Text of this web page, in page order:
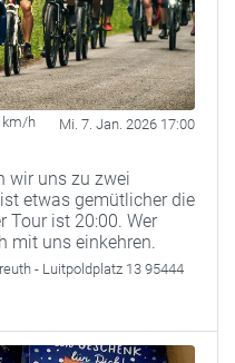
km/h Mi. 7. Jan. 2026 17:00
wir uns zu zwei
etwas gemütlicher die
Tour ist 20:00. Wer
mit uns einkehren.
- Luitpoldplatz 13 95444